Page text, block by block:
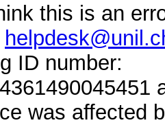
this is an
ID number:
was affected